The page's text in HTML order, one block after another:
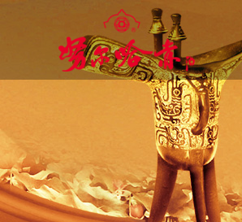
公司简介
联系我们
散白酒
桶装酒
公司新闻
行业动态